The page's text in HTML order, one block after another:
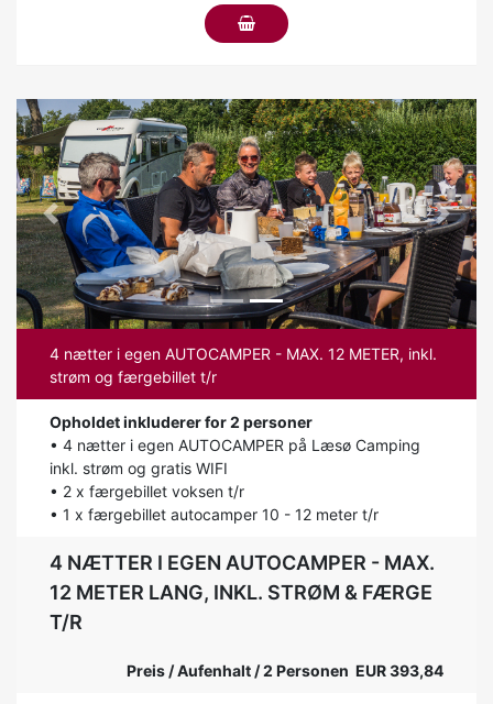
Previous Next
4 nætter i egen AUTOCAMPER - MAX. 12 METER, inkl.
strøm og færgebillet t/r
Opholdet inkluderer for 2 personer
• 4 nætter i egen AUTOCAMPER på Læsø Camping
inkl. strøm og gratis WIFI
• 2 x færgebillet voksen t/r
• 1 x færgebillet autocamper 10 - 12 meter t/r
4 NÆTTER I EGEN AUTOCAMPER - MAX.
12 METER LANG, INKL. STRØM & FÆRGE
T/R
Preis / Aufenhalt / 2 Personen EUR 393,84